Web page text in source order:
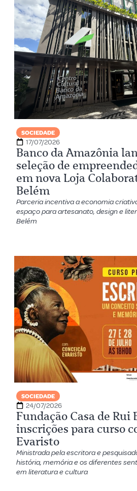
SOCIEDADE
17/07/2026
Banco da Amazônia
seleção de
em nova Loja
Belém
Parceria incentiva a economia
espaço para artesanato, design e
Belém
SOCIEDADE
24/07/2026
Fundação Casa de Rui
inscrições para curso
Evaristo
Ministrada pela escritora e
história, memória e os diferentes
em literatura e cultura